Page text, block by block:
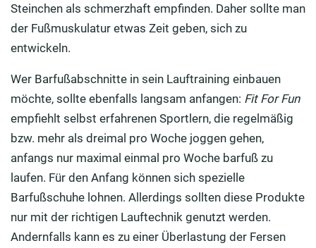
Steinchen als schmerzhaft empfinden. Daher sollte man
der Fußmuskulatur etwas Zeit geben, sich zu
entwickeln.
Wer Barfußabschnitte in sein Lauftraining einbauen
möchte, sollte ebenfalls langsam anfangen: Fit For Fun
empfiehlt selbst erfahrenen Sportlern, die regelmäßig
bzw. mehr als dreimal pro Woche joggen gehen,
anfangs nur maximal einmal pro Woche barfuß zu
laufen. Für den Anfang können sich spezielle
Barfußschuhe lohnen. Allerdings sollten diese Produkte
nur mit der richtigen Lauftechnik genutzt werden.
Andernfalls kann es zu einer Überlastung der Fersen